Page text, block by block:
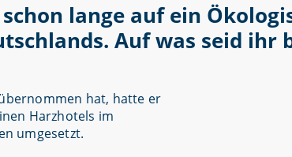
lange auf ein
Auf was seid ihr
hat, hatte er
Harzhotels im
umgesetzt.